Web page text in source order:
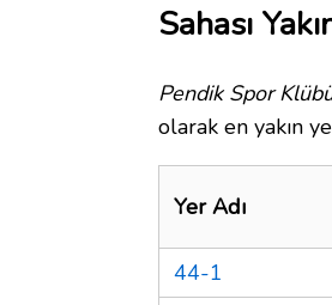
Sahası
Pendik Spor
olarak en yakın
Yer Adı
44-1